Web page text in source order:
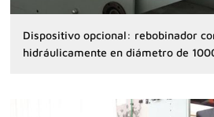
Dispositivo opcional: rebobinador
hidráulicamente en diámetro de